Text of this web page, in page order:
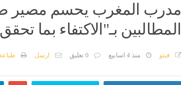
مدرب المغرب يحسم مصير
المطالبين بـ"الاكتفاء بما
فيتو منذ 4 اسابيع 0 تعليق ارسل طباعة